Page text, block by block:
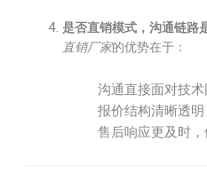
是否直销模式，沟通链路
直销厂家的优势在于：
沟通直接面对技
报价结构清晰透
售后响应更及时